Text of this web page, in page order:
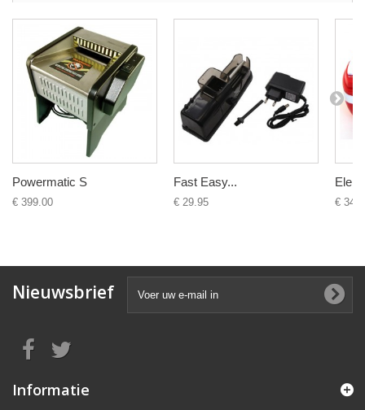
Powermatic S
€ 399.00
Fast Easy...
€ 29.95 €
Nieuwsbrief
Informatie